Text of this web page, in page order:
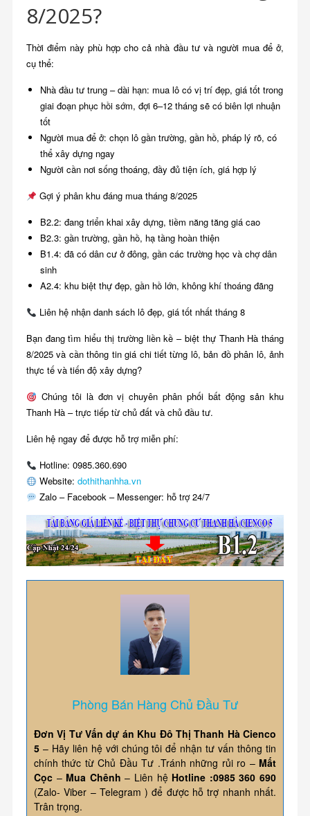
8/2025?
Thời điểm này phù hợp cho cả nhà đầu tư và người mua để ở,
cụ thể:
Nhà đầu tư trung – dài hạn: mua lô có vị trí đẹp, giá tốt trong
giai đoạn phục hồi sớm, đợi 6–12 tháng sẽ có biên lợi nhuận
tốt
Người mua để ở: chọn lô gần trường, gần hồ, pháp lý rõ, có
thể xây dựng ngay
Người cần nơi sống thoáng, đầy đủ tiện ích, giá hợp lý
Gợi ý phân khu đáng mua tháng 8/2025
B2.2: đang triển khai xây dựng, tiềm năng tăng giá cao
B2.3: gần trường, gần hồ, hạ tầng hoàn thiện
B1.4: đã có dân cư ở đông, gần các trường học và chợ dân
sinh
A2.4: khu biệt thự đẹp, gần hồ lớn, không khí thoáng đãng
Liên hệ nhận danh sách lô đẹp, giá tốt nhất tháng 8
Bạn đang tìm hiểu thị trường liền kề – biệt thự Thanh Hà tháng
8/2025 và cần thông tin giá chi tiết từng lô, bản đồ phân lô, ảnh
thực tế và tiến độ xây dựng?
Chúng tôi là đơn vị chuyên phân phối bất động sản khu
Thanh Hà – trực tiếp từ chủ đất và chủ đầu tư.
Liên hệ ngay để được hỗ trợ miễn phí:
Hotline: 0985.360.690
Website: dothithanhha.vn
Zalo – Facebook – Messenger: hỗ trợ 24/7
Phòng Bán Hàng Chủ Đầu Tư
Đơn Vị Tư Vấn dự án Khu Đô Thị Thanh Hà Cienco
5– Hãy liên hệ với chúng tôi để nhận tư vấn thông tin
chính thức từ Chủ Đầu Tư .Tránh những rủi ro – Mất
Cọc– Mua Chênh – Liên hệ Hotline :0985 360 690
(Zalo- Viber – Telegram ) để được hỗ trợ nhanh nhất.
Trân trọng.